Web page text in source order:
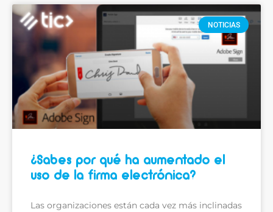
NOTICIAS
¿Sabes por qué ha aumentado el
uso de la firma electrónica?
Las organizaciones están cada vez más inclinadas